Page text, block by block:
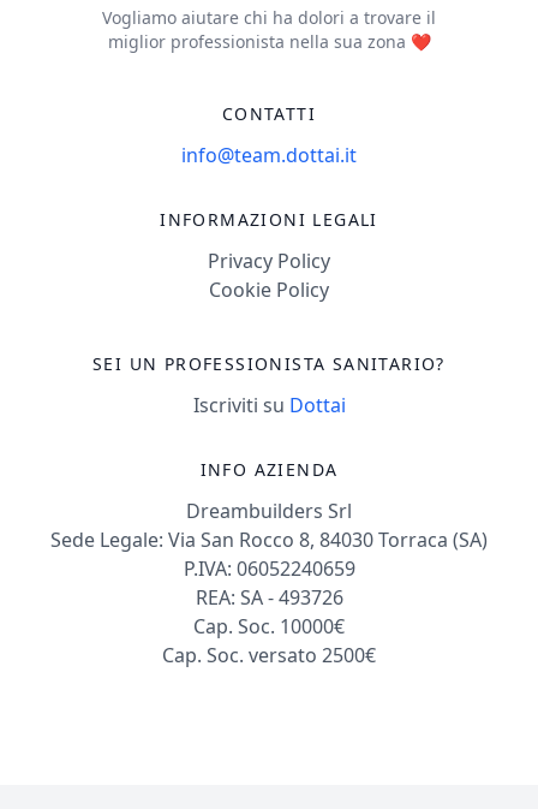
Vogliamo aiutare chi ha dolori a trovare il
miglior professionista nella sua zona ❤️
CONTATTI
info@team.dottai.it
INFORMAZIONI LEGALI
Privacy Policy
Cookie Policy
SEI UN PROFESSIONISTA SANITARIO?
Iscriviti su Dottai
INFO AZIENDA
Dreambuilders Srl
Sede Legale: Via San Rocco 8, 84030 Torraca (SA)
P.IVA: 06052240659
REA: SA - 493726
Cap. Soc. 10000€
Cap. Soc. versato 2500€